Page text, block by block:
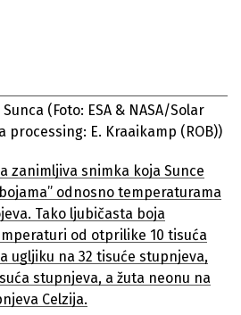
(Foto: ESA & NASA/Solar
processing: E. Kraaikamp (ROB))
zanimljiva snimka koja Sunce
odnosno temperaturama
Tako ljubičasta boja
od otprilike 10 tisuća
ugljiku na 32 tisuće stupnjeva,
stupnjeva, a žuta neonu na
Celzija.